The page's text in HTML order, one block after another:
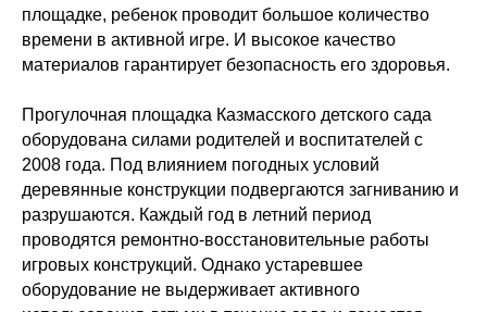
площадке, ребенок проводит большое количество
времени в активной игре. И высокое качество
материалов гарантирует безопасность его здоровья.
Прогулочная площадка Казмасского детского сада
оборудована силами родителей и воспитателей с
2008 года. Под влиянием погодных условий
деревянные конструкции подвергаются загниванию и
разрушаются. Каждый год в летний период
проводятся ремонтно-восстановительные работы
игровых конструкций. Однако устаревшее
оборудование не выдерживает активного